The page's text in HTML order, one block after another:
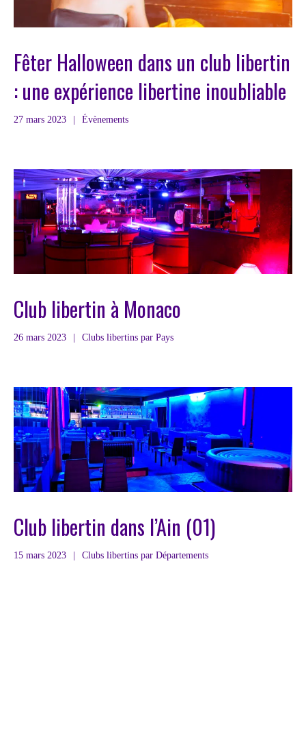
Fêter Halloween dans un club libertin
: une expérience libertine inoubliable
27 mars 2023 Évènements
Club libertin à Monaco
26 mars 2023 Clubs libertins par Pays
Club libertin dans l’Ain (01)
15 mars 2023 Clubs libertins par Départements